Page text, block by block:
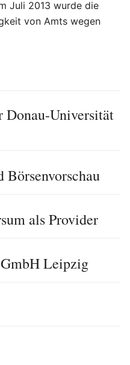
Juli 2013 wurde die
von Amts wegen
Donau-Universität
Börsenvorschau
als Provider
Leipzig